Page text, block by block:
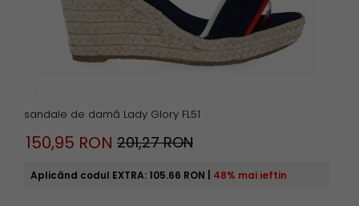
sandale de damă Lady Glory FL51
150,95 RON 201,27 RON
Aplicând codul EXTRA: 105.66 RON 48% mai ieftin